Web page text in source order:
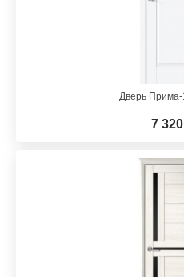
Дверь Прима-
7